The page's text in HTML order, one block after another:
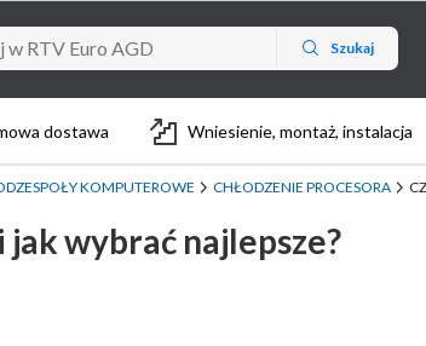
Szukaj
dostawa Wniesienie, montaż, instalacja
KOMPUTEROWE CHŁODZENIE PROCESORA
jak wybrać najlepsze?